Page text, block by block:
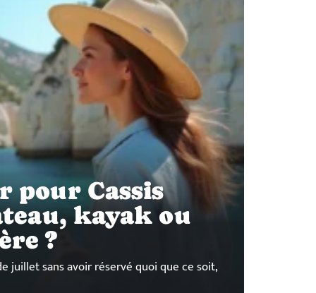
pour Cassis
kayak ou
?
juillet sans avoir réservé quoi que ce soit,